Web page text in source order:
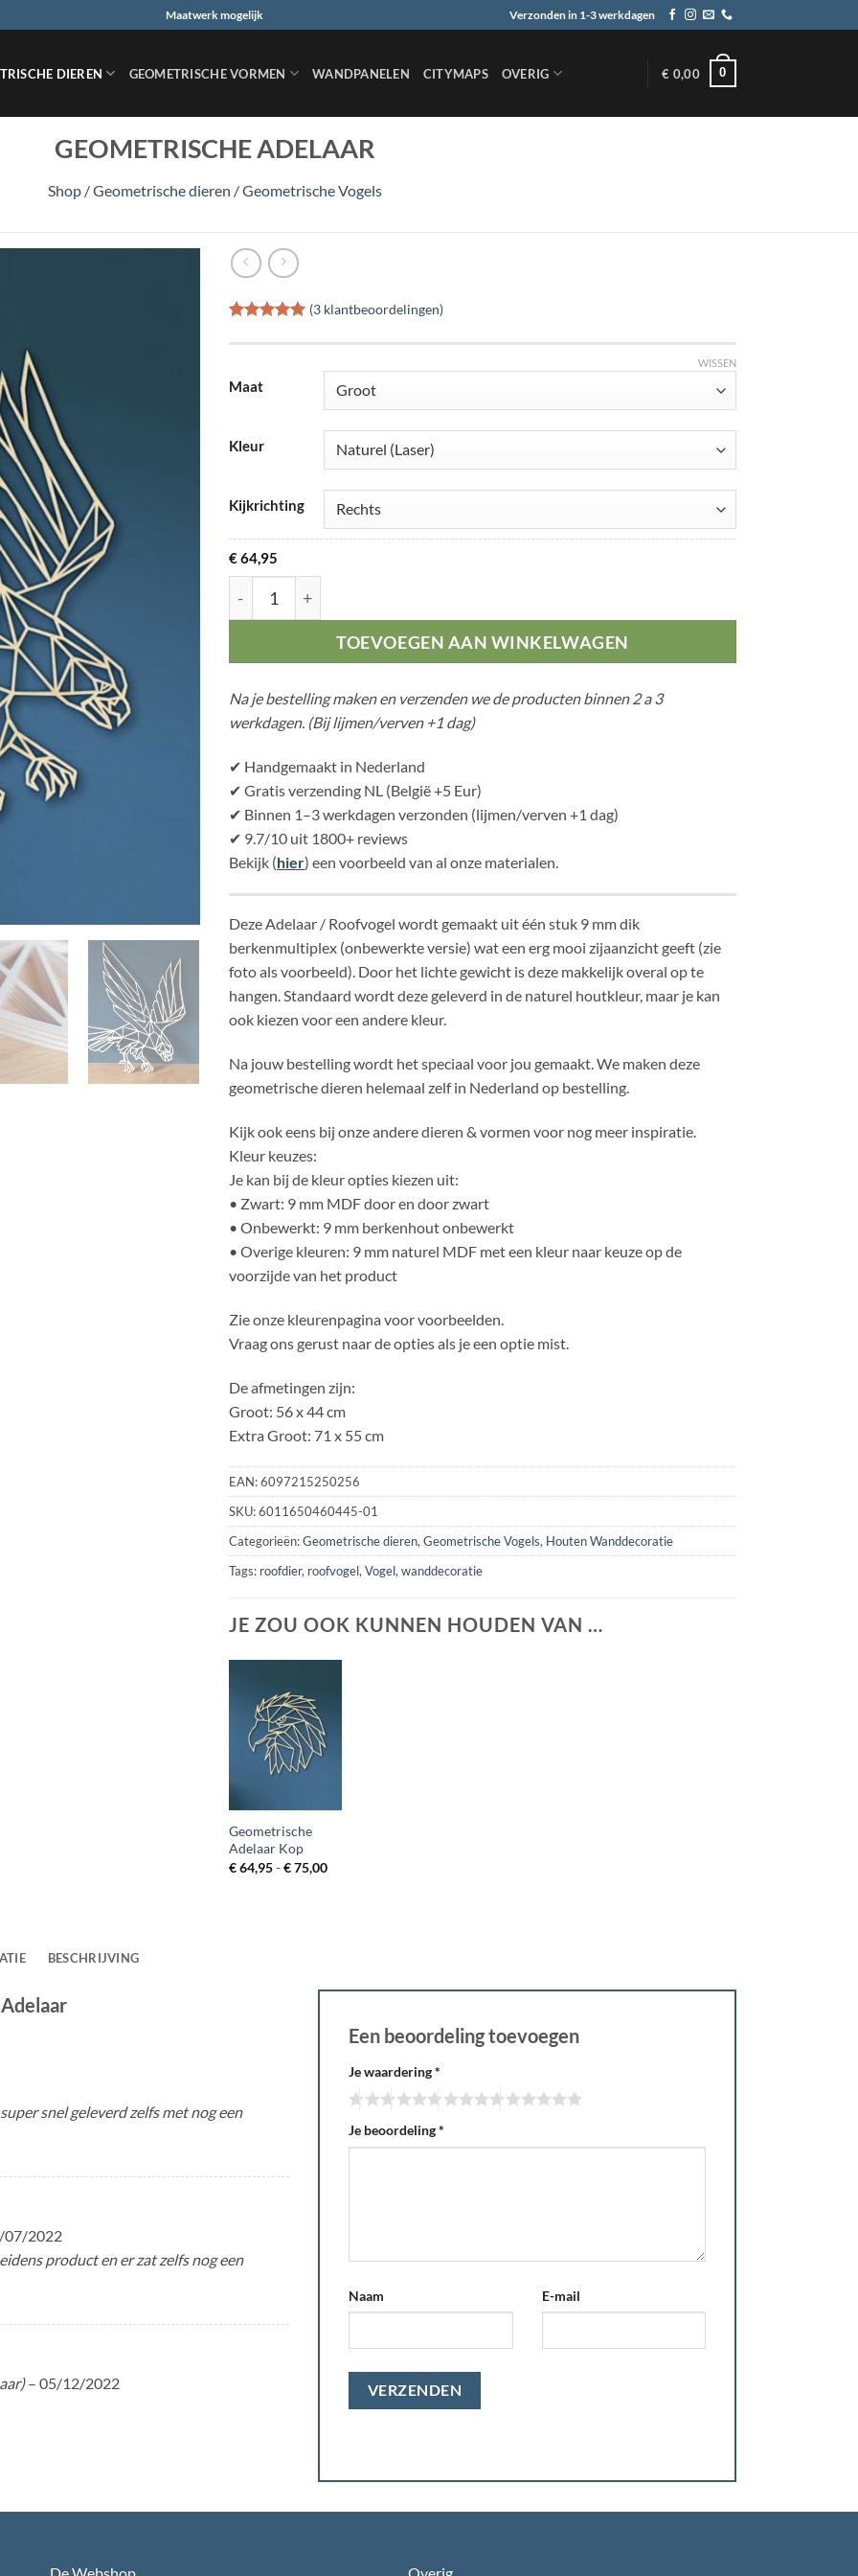
Maatwerk mogelijk Verzonden in 1-3 werkdagen
DIEREN GEOMETRISCHE VORMEN WANDPANELEN CITYMAPS OVERIG € 0,00 0
GEOMETRISCHE ADELAAR
Shop /Geometrische dieren /Geometrische Vogels
5op 5
op
klant
waarderingen
(3klantbeoordelingen)
Maat
Kleur
Kijkrichting
WISSEN
€64,95
Geometrische Adelaar aantal
TOEVOEGEN AAN WINKELWAGEN
Na je bestelling maken en verzenden we de producten binnen 2 a 3
werkdagen. (Bij lijmen/verven +1 dag)
✔ Handgemaakt in Nederland
✔ Gratis verzending NL (België +5 Eur)
✔ Binnen 1–3 werkdagen verzonden (lijmen/verven +1 dag)
✔ 9.7/10 uit 1800+ reviews
Bekijk (hier) een voorbeeld van al onze materialen.
Deze Adelaar / Roofvogel wordt gemaakt uit één stuk 9 mm dik
berkenmultiplex (onbewerkte versie) wat een erg mooi zijaanzicht geeft (zie
foto als voorbeeld). Door het lichte gewicht is deze makkelijk overal op te
hangen. Standaard wordt deze geleverd in de naturel houtkleur, maar je kan
ook kiezen voor een andere kleur.
Na jouw bestelling wordt het speciaal voor jou gemaakt. We maken deze
geometrische dieren helemaal zelf in Nederland op bestelling.
Kijk ook eens bij onze andere dieren & vormen voor nog meer inspiratie.
Kleur keuzes:
Je kan bij de kleur opties kiezen uit:
• Zwart: 9 mm MDF door en door zwart
• Onbewerkt: 9 mm berkenhout onbewerkt
• Overige kleuren: 9 mm naturel MDF met een kleur naar keuze op de
voorzijde van het product
Zie onze kleurenpagina voor voorbeelden.
Vraag ons gerust naar de opties als je een optie mist.
De afmetingen zijn:
Groot: 56 x 44 cm
Extra Groot: 71 x 55 cm
EAN:6097215250256
SKU:6011650460445-01
Categorieën:Geometrische dieren,Geometrische Vogels, Houten Wanddecoratie
Tags: roofdier, roofvogel,Vogel,wanddecoratie
JE ZOU OOK KUNNEN HOUDEN VAN …
Geometrische
Adelaar Kop
€64,95-€75,00Prijsklasse:
BESCHRIJVING
snel geleverd zelfs met nog een
07/2022
product en er zat zelfs nog een
– 05/12/2022
Een beoordeling toevoegen
Je waardering*
Je beoordeling*
Naam E-mail